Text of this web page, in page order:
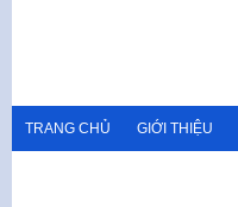
TRANG CHỦ GIỚI THIỆU